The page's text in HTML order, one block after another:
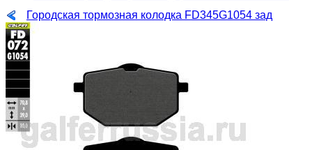
Городская тормозная колодка FD345G1054 зад